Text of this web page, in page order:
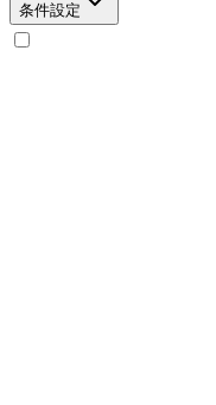
条件設定